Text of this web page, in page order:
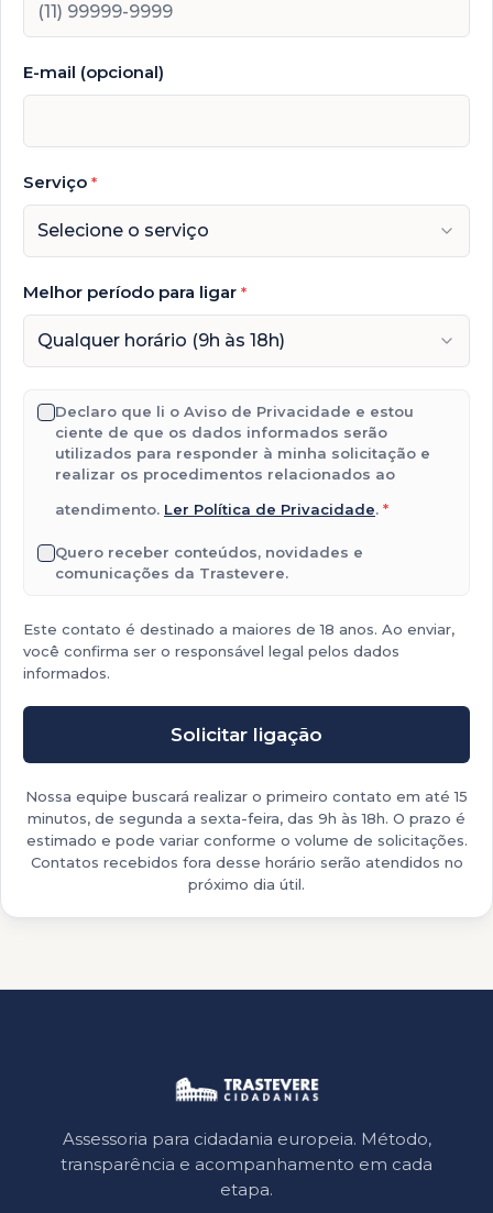
E-mail (opcional)
Serviço *
Selecione o serviço
Melhor período para ligar *
Qualquer horário (9h às 18h)
Declaro que li o Aviso de Privacidade e estou
ciente de que os dados informados serão
utilizados para responder à minha solicitação e
realizar os procedimentos relacionados ao
atendimento. Ler Política de Privacidade. *
Quero receber conteúdos, novidades e
comunicações da Trastevere.
Este contato é destinado a maiores de 18 anos. Ao enviar,
você confirma ser o responsável legal pelos dados
informados.
Solicitar ligação
Nossa equipe buscará realizar o primeiro contato em até 15
minutos, de segunda a sexta-feira, das 9h às 18h. O prazo é
estimado e pode variar conforme o volume de solicitações.
Contatos recebidos fora desse horário serão atendidos no
próximo dia útil.
Assessoria para cidadania europeia. Método,
transparência e acompanhamento em cada
etapa.